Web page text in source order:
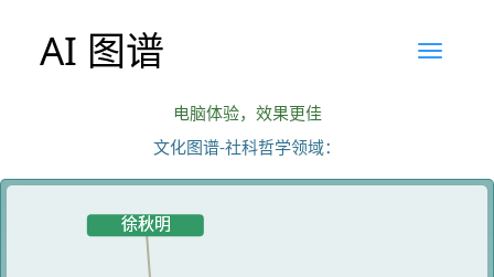
AI 图谱
电脑体验，效果更佳
文化图谱-社科哲学领域：